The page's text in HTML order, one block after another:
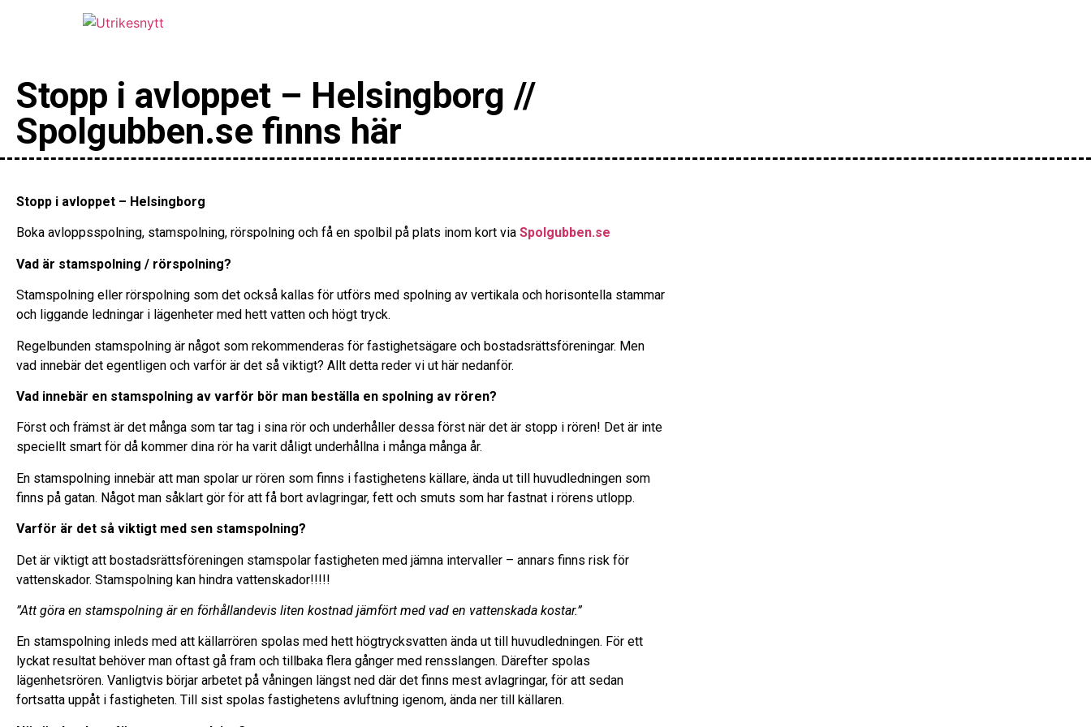
Stopp i avloppet – Helsingborg //
Spolgubben.se finns här
Stopp i avloppet – Helsingborg
Boka avloppsspolning, stamspolning, rörspolning och få en spolbil på plats inom kort via Spolgubben.se
Vad är stamspolning / rörspolning?
Stamspolning eller rörspolning som det också kallas för utförs med spolning av vertikala och horisontella stammar
och liggande ledningar i lägenheter med hett vatten och högt tryck.
Regelbunden stamspolning är något som rekommenderas för fastighetsägare och bostadsrättsföreningar. Men
vad innebär det egentligen och varför är det så viktigt? Allt detta reder vi ut här nedanför.
Vad innebär en stamspolning av varför bör man beställa en spolning av rören?
Först och främst är det många som tar tag i sina rör och underhåller dessa först när det är stopp i rören! Det är inte
speciellt smart för då kommer dina rör ha varit dåligt underhållna i många många år.
En stamspolning innebär att man spolar ur rören som finns i fastighetens källare, ända ut till huvudledningen som
finns på gatan. Något man såklart gör för att få bort avlagringar, fett och smuts som har fastnat i rörens utlopp.
Varför är det så viktigt med sen stamspolning?
Det är viktigt att bostadsrättsföreningen stamspolar fastigheten med jämna intervaller – annars finns risk för
vattenskador. Stamspolning kan hindra vattenskador!!!!!
”Att göra en stamspolning är en förhållandevis liten kostnad jämfört med vad en vattenskada kostar.”
En stamspolning inleds med att källarrören spolas med hett högtrycksvatten ända ut till huvudledningen. För ett
lyckat resultat behöver man oftast gå fram och tillbaka flera gånger med rensslangen. Därefter spolas
lägenhetsrören. Vanligtvis börjar arbetet på våningen längst ned där det finns mest avlagringar, för att sedan
fortsatta uppåt i fastigheten. Till sist spolas fastighetens avluftning igenom, ända ner till källaren.